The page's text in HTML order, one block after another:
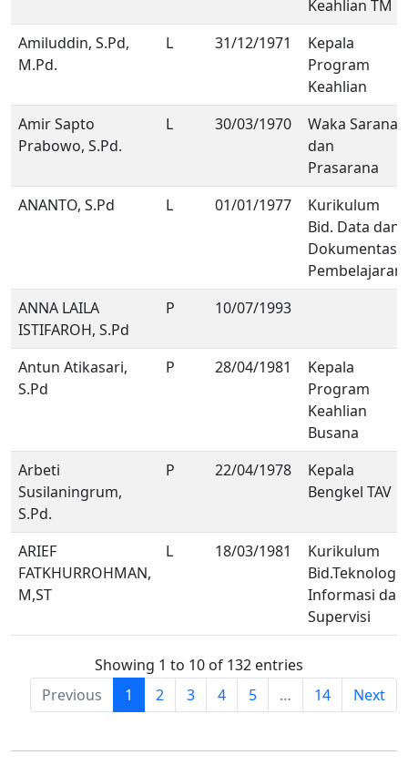
Keahlian TM
Amiluddin, S.Pd,
M.Pd.
L 31/12/1971
Kepala
Program
Keahlian
Amir Sapto
Prabowo, S.Pd.
L 30/03/1970
Waka Sarana
dan
Prasarana
ANANTO, S.Pd
L 01/01/1977
Kurikulum
Bid. Data dan
Dokumentasi
Pembelajaran
ANNA LAILA
ISTIFAROH, S.Pd
P 10/07/1993
Antun Atikasari,
S.Pd
P 28/04/1981
Kepala
Program
Keahlian
Busana
Arbeti
Susilaningrum,
S.Pd.
P 22/04/1978
Kepala
Bengkel TAV
ARIEF
FATKHURROHMAN,
M,ST
L 18/03/1981
Kurikulum
Bid.Teknologi
Informasi dan
Supervisi
Showing 1 to 10 of 132 entries
Previous
1 2 3 4 5 … 14 Next